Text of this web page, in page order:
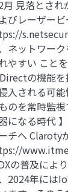
月 見落とされ
びレーザー
ネットワー
やすい こと
の機能を
入される可
のを常時監
になる時代
チへ Claroty
の普及によ
2024年には